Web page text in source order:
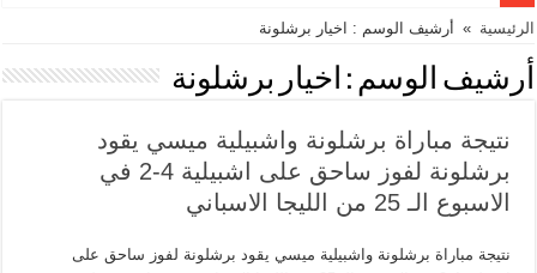
الرئيسية » أرشيف الوسم : اخيار برشلونة
أرشيف الوسم : اخيار برشلونة
نتيجة مباراة برشلونة واشبيلية ميسي يقود
برشلونة لفوز ساحق على اشبيلية 4-2 في
الاسبوع الـ 25 من الليجا الاسباني
نتيجة مباراة برشلونة واشبيلية ميسي يقود برشلونة لفوز ساحق على